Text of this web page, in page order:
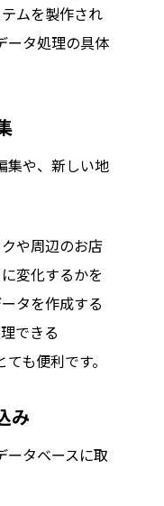
ムを製作され
ータ処理の具体
集や、新しい地
や周辺のお店
変化するかを
タを作成する
できる
も便利です。
み
タベースに取